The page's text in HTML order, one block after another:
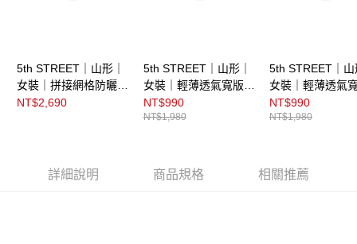
5th STREET｜山形｜
女裝｜拼接網格防曬外
套｜紫色
NT$2,690
5th STREET｜山形｜
女裝｜輕薄透氣寬版連
帽防曬外套｜杏色
NT$990
NT$1,980
5th STREET｜山
女裝｜輕薄透氣
帽防曬外套｜黑
NT$990
NT$1,980
詳細說明 商品規格 相關推薦